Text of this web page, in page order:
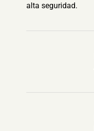
alta seguridad.